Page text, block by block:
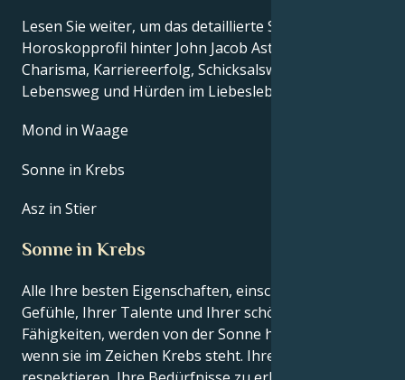
Lesen Sie weiter, um das detaillierte Sternzeichen-
Horoskopprofil hinter John Jacob Astors Talent,
Charisma, Karriereerfolg, Schicksalswendungen,
Lebensweg und Hürden im Liebesleben zu erkunden.
Mond in Waage
Sonne in Krebs
Asz in Stier
Sonne in Krebs
Alle Ihre besten Eigenschaften, einschließlich Ihrer
Gefühle, Ihrer Talente und Ihrer schöpferischen
Fähigkeiten, werden von der Sonne hervorgehoben,
wenn sie im Zeichen Krebs steht. Ihre innere Welt zu